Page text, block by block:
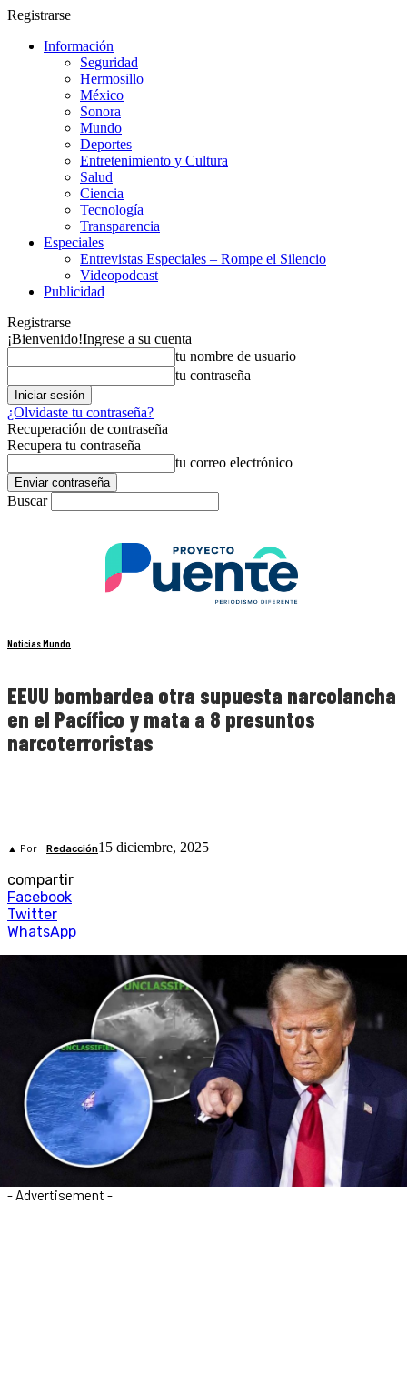
Registrarse
Información
Seguridad
Hermosillo
México
Sonora
Mundo
Deportes
Entretenimiento y Cultura
Salud
Ciencia
Tecnología
Transparencia
Especiales
Entrevistas Especiales – Rompe el Silencio
Videopodcast
Publicidad
Registrarse
¡Bienvenido!Ingrese a su cuenta
tu nombre de usuario
tu contraseña
¿Olvidaste tu contraseña?
Recuperación de contraseña
Recupera tu contraseña
tu correo electrónico
Buscar
Noticias Mundo
EEUU bombardea otra supuesta narcolancha
en el Pacífico y mata a 8 presuntos
narcoterroristas
▲ Por Redacción15 diciembre, 2025
compartir
Facebook
Twitter
WhatsApp
- Advertisement -